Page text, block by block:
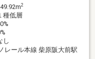
2
種低層
し
レール本線 柴原阪大前駅